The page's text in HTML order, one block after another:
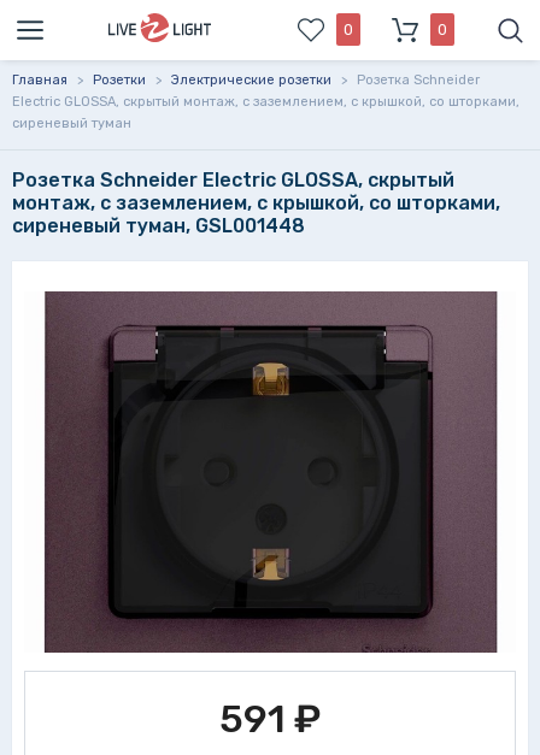
0 0
Главная > Розетки > Электрические розетки >
Розетка Schneider
Electric GLOSSA, скрытый монтаж, с заземлением, с крышкой, со шторками,
сиреневый туман
Розетка Schneider Electric GLOSSA, скрытый
монтаж, с заземлением, с крышкой, со шторками,
сиреневый туман, GSL001448
591 ₽